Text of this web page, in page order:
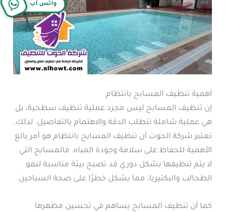
أهمية تنظيف المسابح بانتظام
إن تنظيف المسابح ليس مجرد عملية تنظيف سطحية، بل
هي عملية شاملة تتطلب الدقة والاهتمام بالتفاصيل. لذلك،
تعتبر شركة الحوت أن تنظيف المسابح بانتظام هو أمر بالغ
الأهمية للحفاظ على سلامة وجودة المياه. فالمسابح التي
لا يتم تنظيفها بشكل دوري قد تصبح بيئة مناسبة لنمو
الطحالب والبكتيريا، مما يشكل خطرًا على صحة السباحين.
كما أن تنظيف المسابح يساهم في تحسين مظهرها
واتس آب